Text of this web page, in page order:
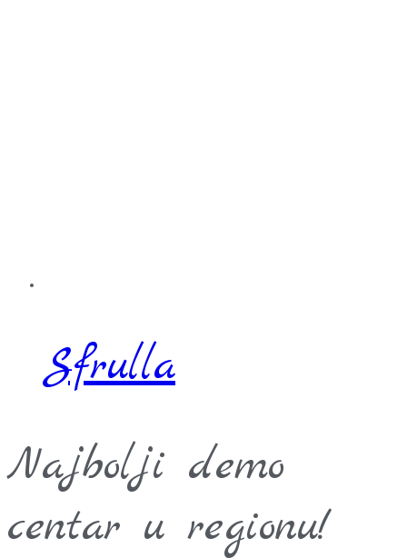
Sfrulla
Najbolji demo
centar u regionu!